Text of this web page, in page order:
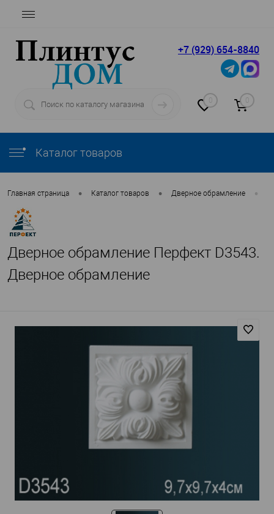
+7 (929) 654-8840
0 0
Каталог товаров
Главная страница • Каталог товаров • Дверное обрамление •
Дверное обрамление Перфект D3543.
Дверное обрамление